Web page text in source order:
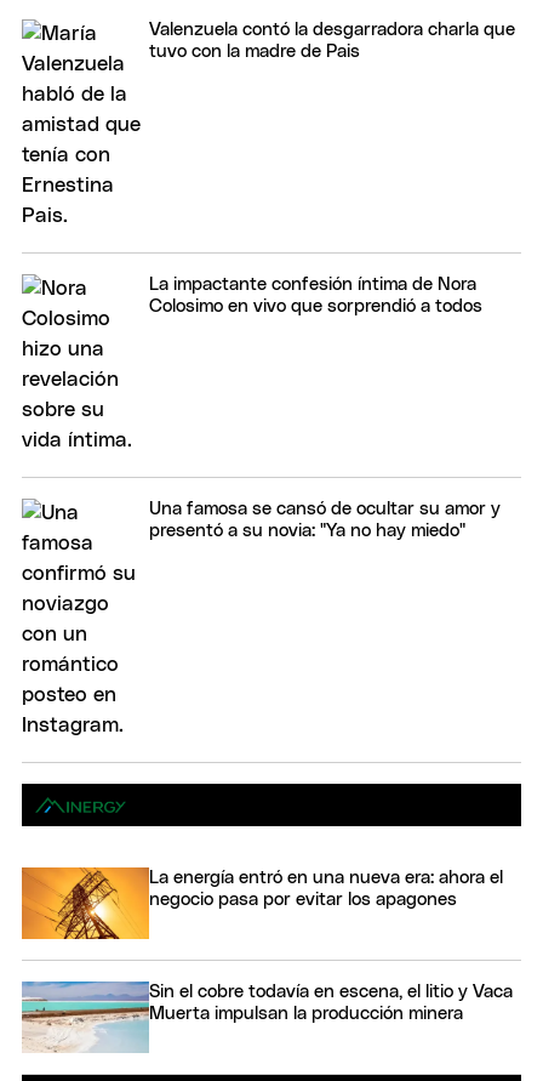
Valenzuela contó la desgarradora charla que
tuvo con la madre de Pais
La impactante confesión íntima de Nora
Colosimo en vivo que sorprendió a todos
Una famosa se cansó de ocultar su amor y
presentó a su novia: "Ya no hay miedo"
La energía entró en una nueva era: ahora el
negocio pasa por evitar los apagones
Sin el cobre todavía en escena, el litio y Vaca
Muerta impulsan la producción minera